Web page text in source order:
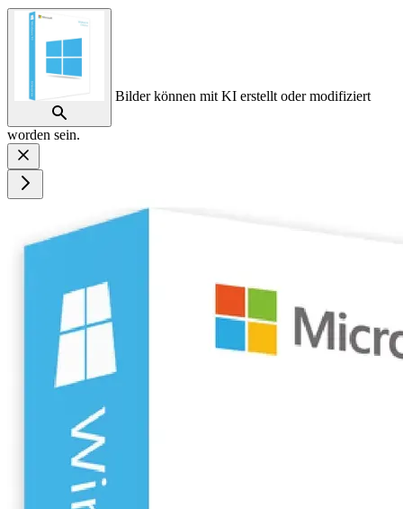
Bilder können mit KI erstellt oder modifiziert
worden sein.